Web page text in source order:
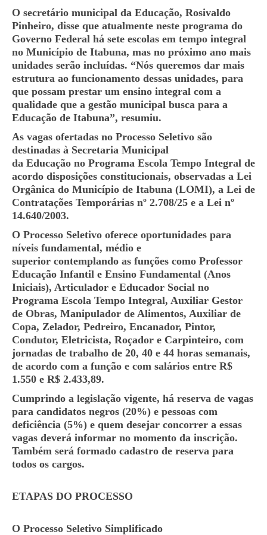
O secretário municipal da Educação, Rosivaldo
Pinheiro, disse que atualmente neste programa do
Governo Federal há sete escolas em tempo integral
no Município de Itabuna, mas no próximo ano mais
unidades serão incluídas. “Nós queremos dar mais
estrutura ao funcionamento dessas unidades, para
que possam prestar um ensino integral com a
qualidade que a gestão municipal busca para a
Educação de Itabuna”, resumiu.
As vagas ofertadas no Processo Seletivo são
destinadas à Secretaria Municipal
da Educação no Programa Escola Tempo Integral de
acordo disposições constitucionais, observadas a Lei
Orgânica do Município de Itabuna (LOMI), a Lei de
Contratações Temporárias nº 2.708/25 e a Lei nº
14.640/2003.
O Processo Seletivo oferece oportunidades para
níveis fundamental, médio e
superior contemplando as funções como Professor
Educação Infantil e Ensino Fundamental (Anos
Iniciais), Articulador e Educador Social no
Programa Escola Tempo Integral, Auxiliar Gestor
de Obras, Manipulador de Alimentos, Auxiliar de
Copa, Zelador, Pedreiro, Encanador, Pintor,
Condutor, Eletricista, Roçador e Carpinteiro, com
jornadas de trabalho de 20, 40 e 44 horas semanais,
de acordo com a função e com salários entre R$
1.550 e R$ 2.433,89.
Cumprindo a legislação vigente, há reserva de vagas
para candidatos negros (20%) e pessoas com
deficiência (5%) e quem desejar concorrer a essas
vagas deverá informar no momento da inscrição.
Também será formado cadastro de reserva para
todos os cargos.
ETAPAS DO PROCESSO
O Processo Seletivo Simplificado